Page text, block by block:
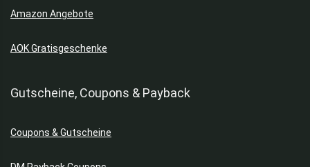
Amazon Angebote
AOK Gratisgeschenke
Gutscheine, Coupons & Payback
Coupons & Gutscheine